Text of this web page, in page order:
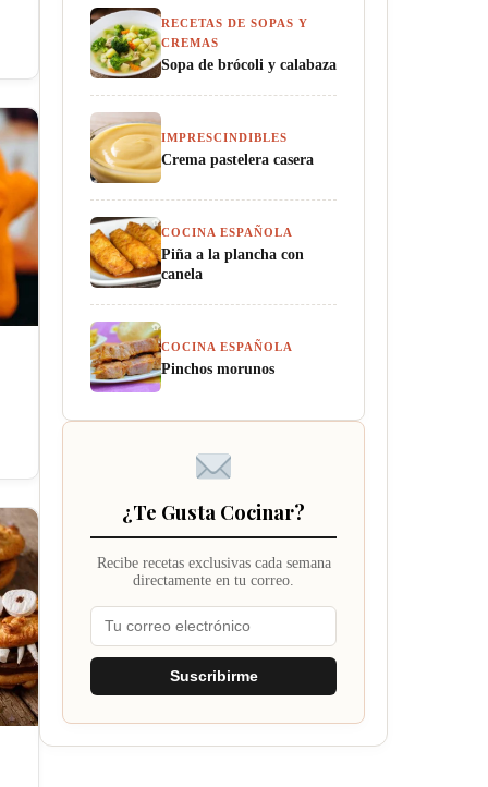
RECETAS DE SOPAS Y
CREMAS
Sopa de brócoli y calabaza
IMPRESCINDIBLES
Crema pastelera casera
COCINA ESPAÑOLA
Piña a la plancha con
canela
COCINA ESPAÑOLA
Pinchos morunos
¿Te Gusta Cocinar?
Recibe recetas exclusivas cada semana
directamente en tu correo.
Suscribirme